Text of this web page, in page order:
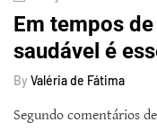
Em tempos
saudável é
By Valéria de Fátima
Segundo comentários